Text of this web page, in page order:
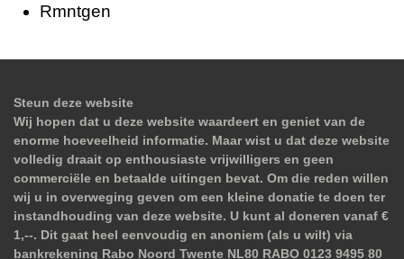
Rmntgen
Steun deze website
Wij hopen dat u deze website waardeert en geniet van de
enorme hoeveelheid informatie. Maar wist u dat deze website
volledig draait op enthousiaste vrijwilligers en geen
commerciële en betaalde uitingen bevat. Om die reden willen
wij u in overweging geven om een kleine donatie te doen ter
instandhouding van deze website. U kunt al doneren vanaf €
1,--. Dit gaat heel eenvoudig en anoniem (als u wilt) via
bankrekening Rabo Noord Twente NL80 RABO 0123 9495 80